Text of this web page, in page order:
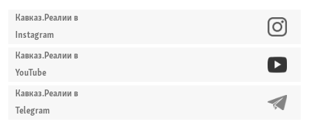
Кавказ.Реалии в
Instagram
Кавказ.Реалии в
YouTube
Кавказ.Реалии в
Telegram